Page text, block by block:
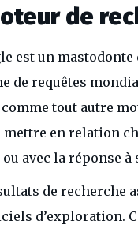
de
est un
de requêtes
tout autre
en relation
avec la réponse à
de recherche
d’exploration.